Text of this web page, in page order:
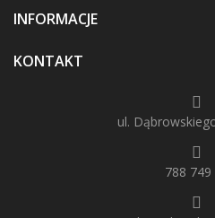
INFORMACJE
KONTAKT
ul.
788 749